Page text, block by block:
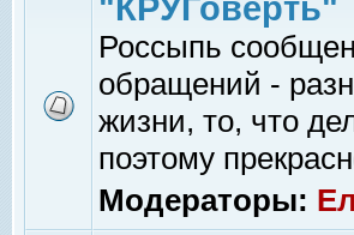
"КРУГоверть"
Россыпь
обращений -
жизни, то, что
поэтому
Модераторы: